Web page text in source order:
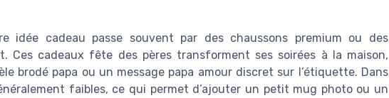
idée cadeau passe souvent par des chaussons premium ou des
Ces cadeaux fête des pères transforment ses soirées à la maison,
brodé papa ou un message papa amour discret sur l’étiquette. Dans
faibles, ce qui permet d’ajouter un petit mug photo ou un